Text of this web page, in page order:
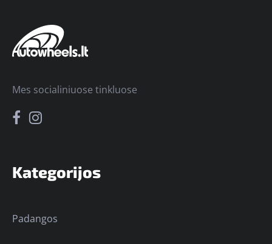
Kategorijos
Padangos
Mes socialiniuose tinkluose